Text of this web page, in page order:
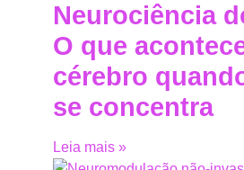
Neurociência
O que
cérebro
se concentra
Leia mais »